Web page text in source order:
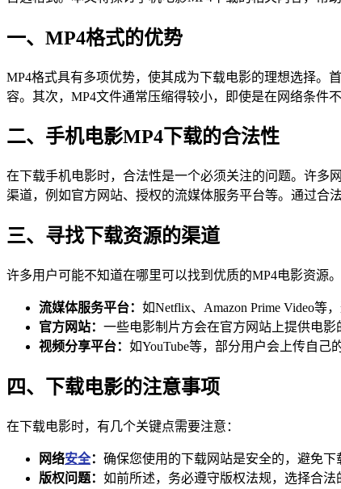
一、MP4格式的优势
MP4格式具有多项优势，使其成为下载电影的理想选择。
容。其次，MP4文件通常压缩得较小，即使是在网络条件
二、手机电影MP4下载的合法性
在下载手机电影时，合法性是一个必须关注的问题。许多
渠道，例如官方网站、授权的流媒体服务平台等。通过合
三、寻找下载资源的渠道
许多用户可能不知道在哪里可以找到优质的MP4电影资源
流媒体服务平台： 如Netflix、Amazon Prime Video等
官方网站： 一些电影制片方会在官方网站上提供电影
视频分享平台： 如YouTube等，部分用户会上传自己
四、下载电影的注意事项
在下载电影时，有几个关键点需要注意：
网络安全： 确保您使用的下载网站是安全的，避免
版权问题： 如前所述，务必遵守版权法规，选择合法